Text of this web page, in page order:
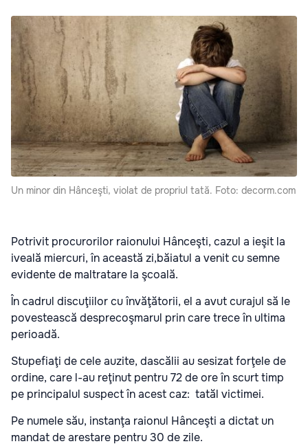
Un minor din Hânceşti, violat de propriul tată. Foto: decorm.com
Potrivit procurorilor raionului Hânceşti, cazul a ieşit la
iveală miercuri, în această zi,băiatul a venit cu semne
evidente de maltratare la şcoală.
În cadrul discuţiilor cu învăţătorii, el a avut curajul să le
povestească desprecoşmarul prin care trece în ultima
perioadă.
Stupefiaţi de cele auzite, dascălii au sesizat forţele de
ordine, care l-au reţinut pentru 72 de ore în scurt timp
pe principalul suspect în acest caz: tatăl victimei.
Pe numele său, instanţa raionul Hânceşti a dictat un
mandat de arestare pentru 30 de zile.